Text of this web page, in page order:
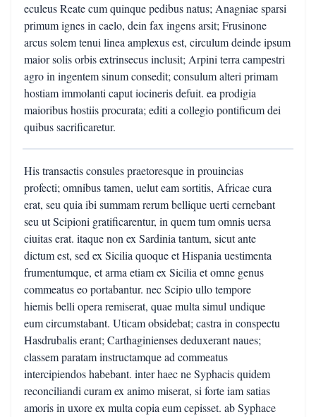
eculeus Reate cum quinque pedibus natus; Anagniae sparsi
primum ignes in caelo, dein fax ingens arsit; Frusinone
arcus solem tenui linea amplexus est, circulum deinde ipsum
maior solis orbis extrinsecus inclusit; Arpini terra campestri
agro in ingentem sinum consedit; consulum alteri primam
hostiam immolanti caput iocineris defuit. ea prodigia
maioribus hostiis procurata; editi a collegio pontificum dei
quibus sacrificaretur.
His transactis consules praetoresque in prouincias
profecti; omnibus tamen, uelut eam sortitis, Africae cura
erat, seu quia ibi summam rerum bellique uerti cernebant
seu ut Scipioni gratificarentur, in quem tum omnis uersa
ciuitas erat. itaque non ex Sardinia tantum, sicut ante
dictum est, sed ex Sicilia quoque et Hispania uestimenta
frumentumque, et arma etiam ex Sicilia et omne genus
commeatus eo portabantur. nec Scipio ullo tempore
hiemis belli opera remiserat, quae multa simul undique
eum circumstabant. Uticam obsidebat; castra in conspectu
Hasdrubalis erant; Carthaginienses deduxerant naues;
classem paratam instructamque ad commeatus
intercipiendos habebant. inter haec ne Syphacis quidem
reconciliandi curam ex animo miserat, si forte iam satias
amoris in uxore ex multa copia eum cepisset. ab Syphace